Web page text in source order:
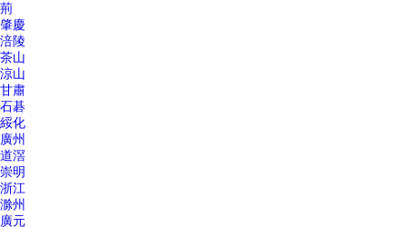
荊
肇慶
涪陵
茶山
涼山
甘肅
石碁
綏化
廣州
道滘
崇明
浙江
滁州
廣元